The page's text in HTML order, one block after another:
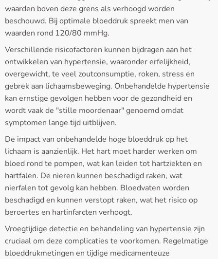
waarden boven deze grens als verhoogd worden
beschouwd. Bij optimale bloeddruk spreekt men van
waarden rond 120/80 mmHg.
Verschillende risicofactoren kunnen bijdragen aan het
ontwikkelen van hypertensie, waaronder erfelijkheid,
overgewicht, te veel zoutconsumptie, roken, stress en
gebrek aan lichaamsbeweging. Onbehandelde hypertensie
kan ernstige gevolgen hebben voor de gezondheid en
wordt vaak de "stille moordenaar" genoemd omdat
symptomen lange tijd uitblijven.
De impact van onbehandelde hoge bloeddruk op het
lichaam is aanzienlijk. Het hart moet harder werken om
bloed rond te pompen, wat kan leiden tot hartziekten en
hartfalen. De nieren kunnen beschadigd raken, wat
nierfalen tot gevolg kan hebben. Bloedvaten worden
beschadigd en kunnen verstopt raken, wat het risico op
beroertes en hartinfarcten verhoogt.
Vroegtijdige detectie en behandeling van hypertensie zijn
cruciaal om deze complicaties te voorkomen. Regelmatige
bloeddrukmetingen en tijdige medicamenteuze